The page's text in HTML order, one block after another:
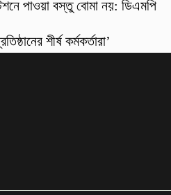
পাওয়া বস্তু বোমা নয়: ডিএমপি
শীর্ষ কর্মকর্তারা’